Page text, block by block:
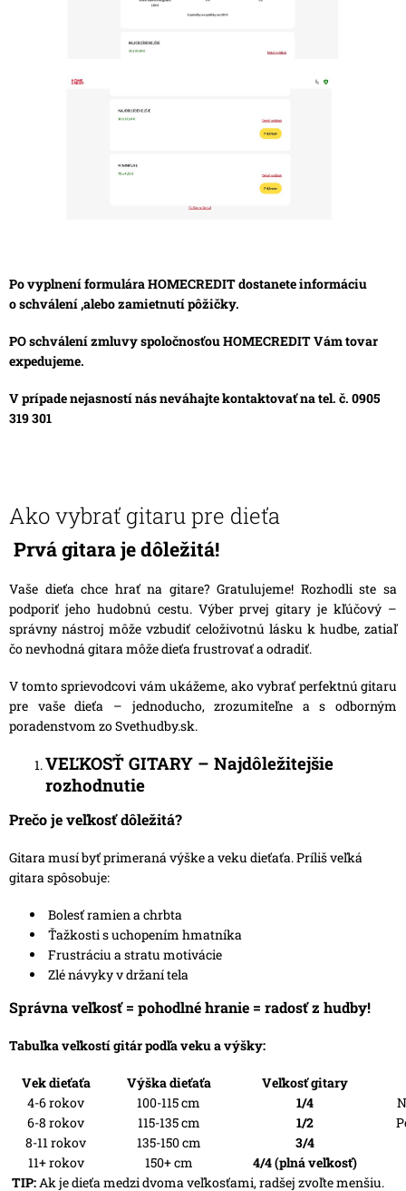
Po vyplnení formulára HOMECREDIT dostanete informáciu
o schválení ,alebo zamietnutí pôžičky.
PO schválení zmluvy spoločnosťou HOMECREDIT Vám tovar
expedujeme.
V prípade nejasností nás neváhajte kontaktovať na tel. č. 0905
319 301
Ako vybrať gitaru pre dieťa
Prvá gitara je dôležitá!
Vaše dieťa chce hrať na gitare? Gratulujeme! Rozhodli ste sa
podporiť jeho hudobnú cestu. Výber prvej gitary je kľúčový –
správny nástroj môže vzbudiť celoživotnú lásku k hudbe, zatiaľ
čo nevhodná gitara môže dieťa frustrovať a odradiť.
V tomto sprievodcovi vám ukážeme, ako vybrať perfektnú gitaru
pre vaše dieťa – jednoducho, zrozumiteľne a s odborným
poradenstvom zoSvethudby.sk.
VEĽKOSŤ GITARY – Najdôležitejšie
rozhodnutie
Prečo je veľkosť dôležitá?
Gitara musí byť primeraná výške a veku dieťaťa. Príliš veľká
gitara spôsobuje:
Bolesť ramien a chrbta
Ťažkosti s uchopením hmatníka
Frustráciu a stratu motivácie
Zlé návyky v držaní tela
Správna veľkosť = pohodlné hranie = radosť z hudby!
Tabuľka veľkostí gitár podľa veku a výšky:
Vek dieťaťa Výška dieťaťa
Veľkosť gitary
4-6 rokov
100-115 cm 1/4
6-8 rokov
115-135 cm 1/2
8-11 rokov
135-150 cm
3/4
11+ rokov
150+ cm
4/4 (plná veľkosť)
TIP:Ak je dieťa medzi dvoma veľkosťami, radšej zvoľte menšiu.